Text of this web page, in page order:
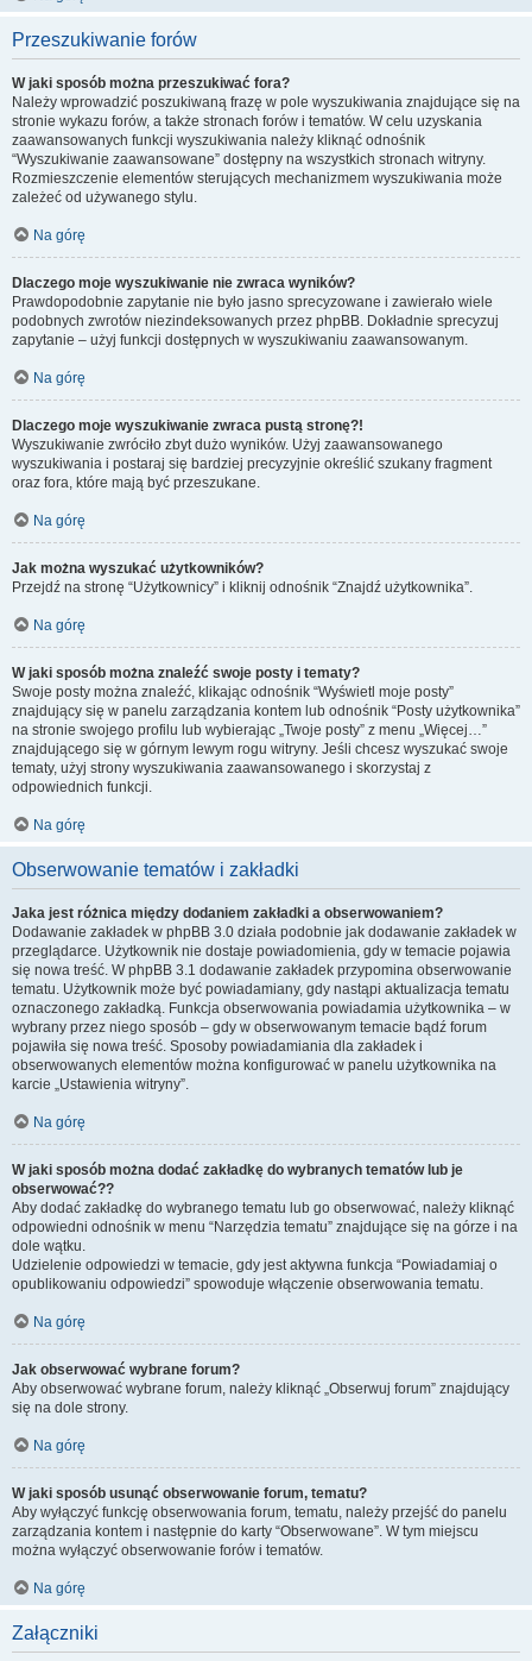
Przeszukiwanie forów
W jaki sposób można przeszukiwać fora?
Należy wprowadzić poszukiwaną frazę w pole wyszukiwania znajdujące się na
stronie wykazu forów, a także stronach forów i tematów. W celu uzyskania
zaawansowanych funkcji wyszukiwania należy kliknąć odnośnik
“Wyszukiwanie zaawansowane” dostępny na wszystkich stronach witryny.
Rozmieszczenie elementów sterujących mechanizmem wyszukiwania może
zależeć od używanego stylu.
Na górę
Dlaczego moje wyszukiwanie nie zwraca wyników?
Prawdopodobnie zapytanie nie było jasno sprecyzowane i zawierało wiele
podobnych zwrotów niezindeksowanych przez phpBB. Dokładnie sprecyzuj
zapytanie – użyj funkcji dostępnych w wyszukiwaniu zaawansowanym.
Na górę
Dlaczego moje wyszukiwanie zwraca pustą stronę?!
Wyszukiwanie zwróciło zbyt dużo wyników. Użyj zaawansowanego
wyszukiwania i postaraj się bardziej precyzyjnie określić szukany fragment
oraz fora, które mają być przeszukane.
Na górę
Jak można wyszukać użytkowników?
Przejdź na stronę “Użytkownicy” i kliknij odnośnik “Znajdź użytkownika”.
Na górę
W jaki sposób można znaleźć swoje posty i tematy?
Swoje posty można znaleźć, klikając odnośnik “Wyświetl moje posty”
znajdujący się w panelu zarządzania kontem lub odnośnik “Posty użytkownika”
na stronie swojego profilu lub wybierając „Twoje posty” z menu „Więcej…”
znajdującego się w górnym lewym rogu witryny. Jeśli chcesz wyszukać swoje
tematy, użyj strony wyszukiwania zaawansowanego i skorzystaj z
odpowiednich funkcji.
Na górę
Obserwowanie tematów i zakładki
Jaka jest różnica między dodaniem zakładki a obserwowaniem?
Dodawanie zakładek w phpBB 3.0 działa podobnie jak dodawanie zakładek w
przeglądarce. Użytkownik nie dostaje powiadomienia, gdy w temacie pojawia
się nowa treść. W phpBB 3.1 dodawanie zakładek przypomina obserwowanie
tematu. Użytkownik może być powiadamiany, gdy nastąpi aktualizacja tematu
oznaczonego zakładką. Funkcja obserwowania powiadamia użytkownika – w
wybrany przez niego sposób – gdy w obserwowanym temacie bądź forum
pojawiła się nowa treść. Sposoby powiadamiania dla zakładek i
obserwowanych elementów można konfigurować w panelu użytkownika na
karcie „Ustawienia witryny”.
Na górę
W jaki sposób można dodać zakładkę do wybranych tematów lub je
obserwować??
Aby dodać zakładkę do wybranego tematu lub go obserwować, należy kliknąć
odpowiedni odnośnik w menu “Narzędzia tematu” znajdujące się na górze i na
dole wątku.
Udzielenie odpowiedzi w temacie, gdy jest aktywna funkcja “Powiadamiaj o
opublikowaniu odpowiedzi” spowoduje włączenie obserwowania tematu.
Na górę
Jak obserwować wybrane forum?
Aby obserwować wybrane forum, należy kliknąć „Obserwuj forum” znajdujący
się na dole strony.
Na górę
W jaki sposób usunąć obserwowanie forum, tematu?
Aby wyłączyć funkcję obserwowania forum, tematu, należy przejść do panelu
zarządzania kontem i następnie do karty “Obserwowane”. W tym miejscu
można wyłączyć obserwowanie forów i tematów.
Na górę
Załączniki